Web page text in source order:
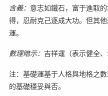
含義： 意志如鐵石，富于進取
得，忍耐克己逐成大功。但其
運。
數理暗示： 吉祥運（表示健全、
注：基礎運基于人格與地格之
的基礎穩妥與否。